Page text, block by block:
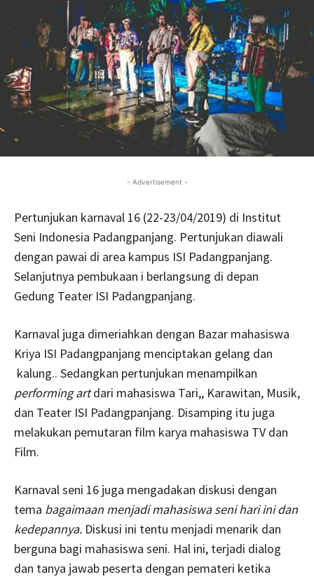
- Advertisement -
Pertunjukan karnaval 16 (22-23/04/2019) di Institut
Seni Indonesia Padangpanjang. Pertunjukan diawali
dengan pawai di area kampus ISI Padangpanjang.
Selanjutnya pembukaan i berlangsung di depan
Gedung Teater ISI Padangpanjang.
Karnaval juga dimeriahkan dengan Bazar mahasiswa
Kriya ISI Padangpanjang menciptakan gelang dan
kalung.. Sedangkan pertunjukan menampilkan
performing artdari mahasiswa Tari,, Karawitan, Musik,
dan Teater ISI Padangpanjang. Disamping itu juga
melakukan pemutaran film karya mahasiswa TV dan
Film.
Karnaval seni 16 juga mengadakan diskusi dengan
tema bagaimaan menjadi mahasiswa seni hari ini dan
kedepannya. Diskusi ini tentu menjadi menarik dan
berguna bagi mahasiswa seni. Hal ini, terjadi dialog
dan tanya jawab peserta dengan pemateri ketika